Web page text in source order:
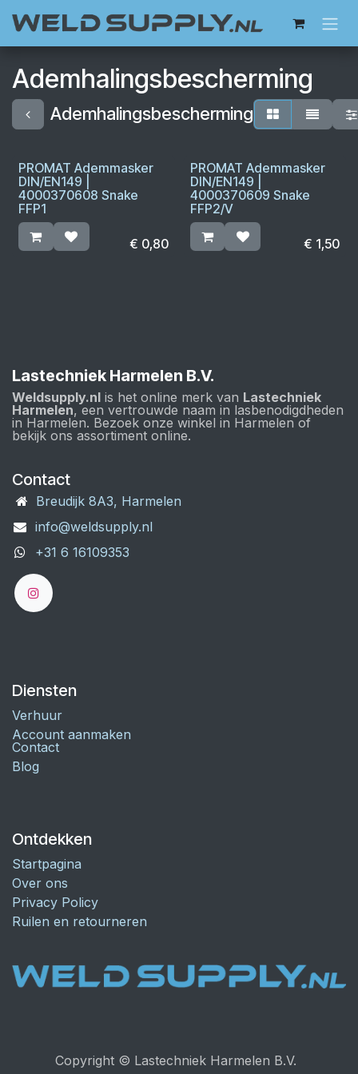
Ademhalingsbescherming
Ademhalingsbescherming
PROMAT Ademmasker
DIN/EN149 |
4000370608 Snake
FFP1
€ 0,80
PROMAT Ademmasker
DIN/EN149 |
4000370609 Snake
FFP2/V
€ 1,50
Lastechniek Harmelen B.V.
Weldsupply.nl is het online merk van Lastechniek
Harmelen, een vertrouwde naam in lasbenodigdheden
in Harmelen. Bezoek onze winkel in Harmelen of
bekijk ons assortiment online.
Contact
Breudijk 8A3, Harmelen
info@weldsupply.nl
+31 6 16109353
Diensten
Verhuur
Account aanmaken
Contact
Blog
Ontdekken
Startpagina
Over ons
Privacy Policy
Ruilen en retourneren
Copyright © Lastechniek Harmelen B.V.